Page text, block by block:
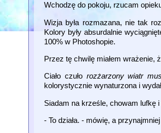
Wchodzę do pokoju, rzucam
Wizja była rozmazana, nie tak
Kolory były absurdalnie
100% w Photoshopie.
Przez tę chwilę miałem wrażenie,
Ciało czuło rozżarzony wiatr
kolorystycznie wynaturzona i
Siadam na krześle, chowam lufkę
- To działa. - mówię, a